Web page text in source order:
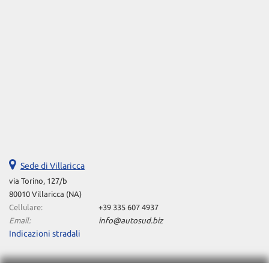
Sede di Villaricca
via Torino, 127/b
80010 Villaricca (NA)
Cellulare:
+39 335 607 4937
Email:
info@autosud.biz
Indicazioni stradali